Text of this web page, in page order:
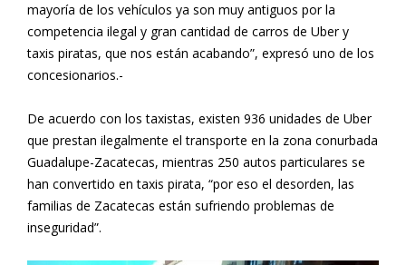
mayoría de los vehículos ya son muy antiguos por la
competencia ilegal y gran cantidad de carros de Uber y
taxis piratas, que nos están acabando”, expresó uno de los
concesionarios.-
De acuerdo con los taxistas, existen 936 unidades de Uber
que prestan ilegalmente el transporte en la zona conurbada
Guadalupe-Zacatecas, mientras 250 autos particulares se
han convertido en taxis pirata, “por eso el desorden, las
familias de Zacatecas están sufriendo problemas de
inseguridad”.